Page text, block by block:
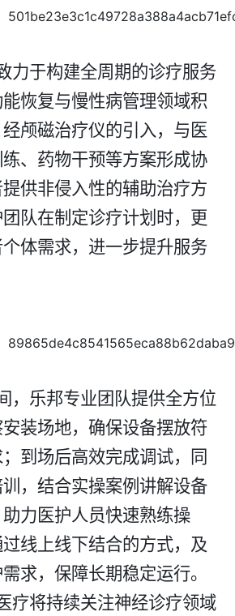
力于构建全周期的诊疗服务
恢复与慢性病管理领域积
颅磁治疗仪的引入，与医
、药物干预等方案形成协
供非侵入性的辅助治疗方
队在制定诊疗计划时，更
体需求，进一步提升服务
，乐邦专业团队提供全方位
装场地，确保设备摆放符
到场后高效完成调试，同
，结合实操案例讲解设备
力医护人员快速熟练操
线上线下结合的方式，及
求，保障长期稳定运行。​
疗将持续关注神经诊疗领域